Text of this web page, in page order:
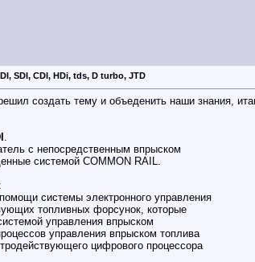
SDI, CDI, HDi, tds, D turbo, JTD
создать тему и объеденить наши знания,
с непосредственным впрыском
системой COMMON RAIL.
системы электронного управления
топливных форсунок, которые
управления впрыском
управления впрыском топлива
цифрового процессора